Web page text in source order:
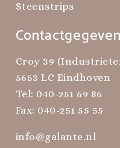
Steenstrips
Croy 39
5653 LC Eindhoven
Tel: 040-251 69 86
Fax: 040-251 55 55
info@galante.nl